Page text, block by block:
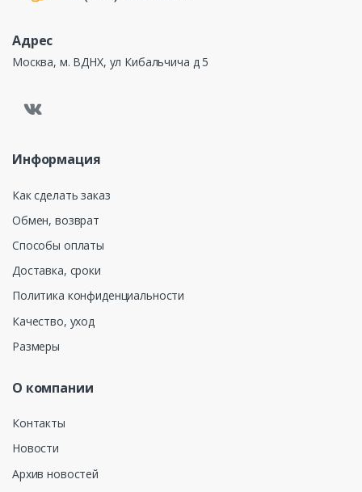
Адрес
Москва, м. ВДНХ, ул Кибальчича д 5
Информация
Как сделать заказ
Обмен, возврат
Способы оплаты
Доставка, сроки
Политика конфиденциальности
Качество, уход
Размеры
О компании
Контакты
Новости
Архив новостей